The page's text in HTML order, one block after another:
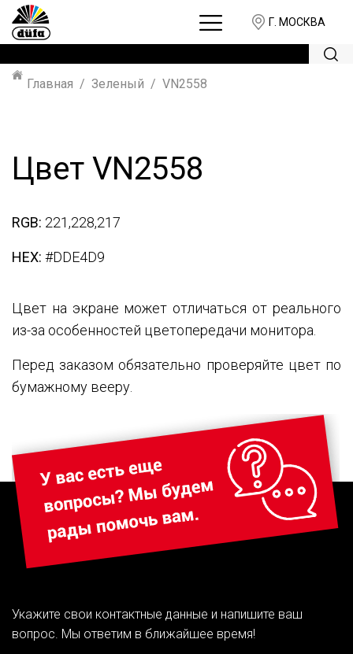
Г. МОСКВА
Главная Зеленый VN2558
Цвет VN2558
RGB: 221,228,217
HEX: #DDE4D9
Цвет на экране может отличаться от реального
из-за особенностей цветопередачи монитора.
Перед заказом обязательно проверяйте цвет по
бумажному вееру.
Укажите свои контактные данные и напишите ваш
вопрос. Мы ответим в ближайшее время!